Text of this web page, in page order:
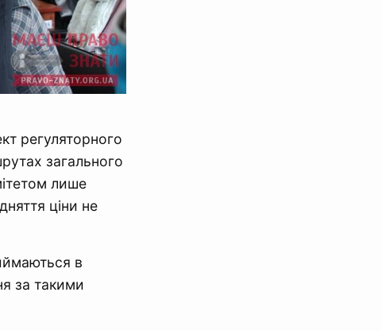
регуляторного
загального
лише
ціни не
в
за такими